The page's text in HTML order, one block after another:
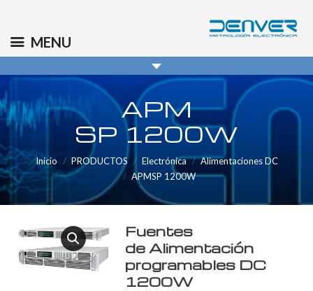
info@denver.es
APM
SP 1200W
Inicio PRODUCTOS Electrónica
Alimentaciones DC
APMSP 1200W
Fuentes
de Alimentación
programables DC
1200W
MENU